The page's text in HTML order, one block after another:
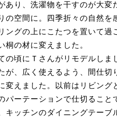
あり、洗濯物を干すのが大変
の空間に。四季折々の自然を
ングの上にこたつを置いて過
桐の材に変えました。
の頃にＴさんがリモデルし
が、広く使えるよう、間仕切
変えました。以前はリビング
パーテーションで仕切ること
キッチンのダイニングテーブ